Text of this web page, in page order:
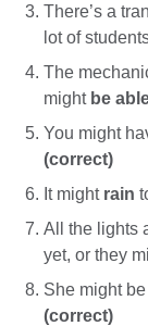
There’s a
lot of
The
might be
You might
(correct)
It might rain
All the lights
yet, or they
She might
(correct)